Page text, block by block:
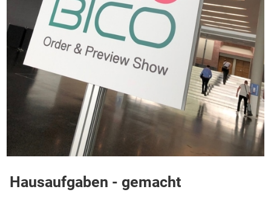
Hausaufgaben - gemacht